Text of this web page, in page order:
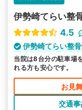
伊勢崎てらい整
4.5
伊勢崎てらい整
当院は8台分の駐車場
れる方も安心です。
お見
交通